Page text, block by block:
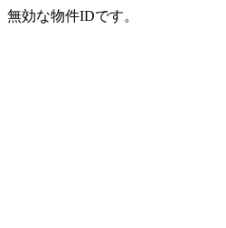
無効な物件IDです。